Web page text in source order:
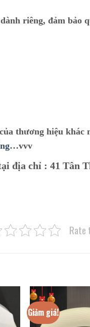
riêng, đảm bảo
thương hiệu khác
…vvv
địa chỉ : 41 Tân
Rate
Giảm giá!